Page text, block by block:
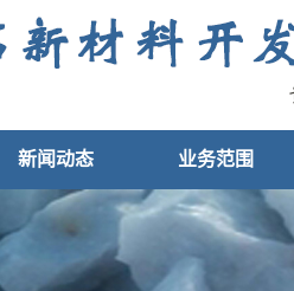
新闻动态 业务范围